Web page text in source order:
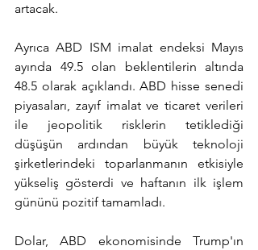
artacak.
Ayrıca ABD ISM imalat endeksi Mayıs
ayında 49.5 olan beklentilerin altında
48.5 olarak açıklandı. ABD hisse senedi
piyasaları, zayıf imalat ve ticaret verileri
ile jeopolitik risklerin tetiklediği
düşüşün ardından büyük teknoloji
şirketlerindeki toparlanmanın etkisiyle
yükseliş gösterdi ve haftanın ilk işlem
gününü pozitif tamamladı.
Dolar, ABD ekonomisinde Trump'ın